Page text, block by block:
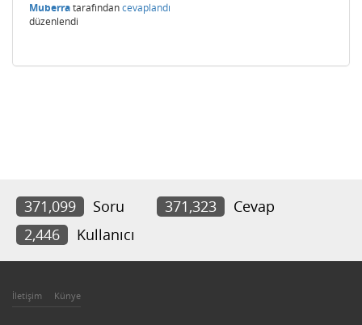
Muberratarafındancevaplandı
düzenlendi
371,099 Soru 371,323
Cevap
2,446
Kullanıcı
İletişim Künye